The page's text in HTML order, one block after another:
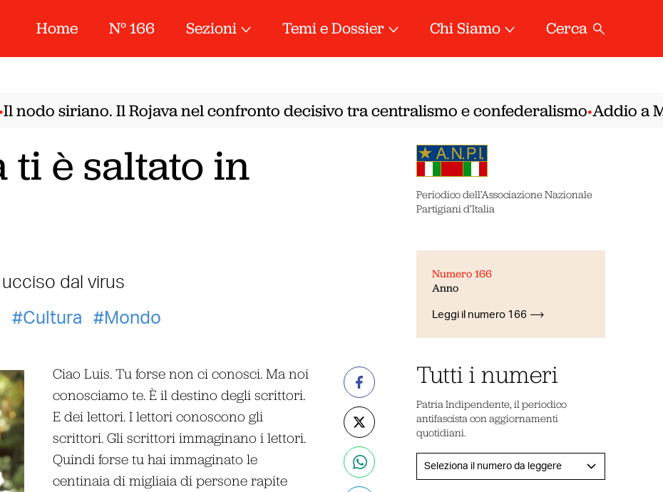
Home N° 166 Sezioni Temi e Dossier Chi Siamo Cerca
siriano. Il Rojava nel confronto decisivo tra centralismo e confederalismo•Addio a
ti è saltato in
dal virus
Cultura Mondo
Ciao Luis. Tu forse non ci conosci. Ma noi
conosciamo te. È il destino degli scrittori.
E dei lettori. I lettori conoscono gli
scrittori. Gli scrittori immaginano i lettori.
Quindi forse tu hai immaginato le
centinaia di migliaia di persone rapite
Periodico dell’Associazione Nazionale
Partigiani d’Italia
Numero 166
Anno
Leggi il numero 166
Tutti i numeri
Patria Indipendente, il periodico
antifascista con aggiornamenti
quotidiani.